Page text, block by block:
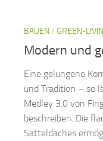
BAUEN/ GREEN-
Modern und
Eine gelungene
und Tradition – so
Medley 3.0 von
beschreiben. Die
Satteldaches